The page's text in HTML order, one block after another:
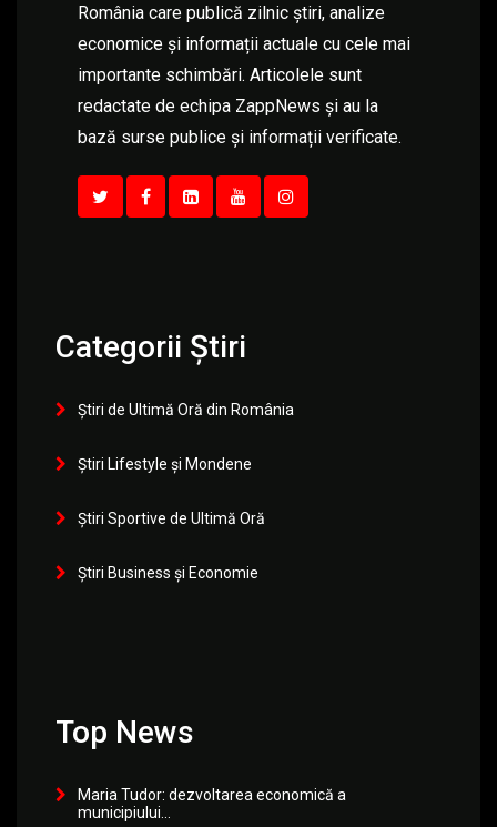
România care publică zilnic știri, analize
economice și informații actuale cu cele mai
importante schimbări. Articolele sunt
redactate de echipa ZappNews și au la
bază surse publice și informații verificate.
Categorii Știri
Știri de Ultimă Oră din România
Știri Lifestyle și Mondene
Știri Sportive de Ultimă Oră
Știri Business și Economie
Top News
Maria Tudor: dezvoltarea economică a
municipiului...